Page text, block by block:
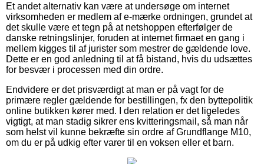
Et andet alternativ kan være at undersøge om internet
virksomheden er medlem af e-mærke ordningen, grundet at
det skulle være et tegn på at netshoppen efterfølger de
danske retningslinjer, foruden at internet firmaet en gang i
mellem kigges til af jurister som mestrer de gældende love.
Dette er en god anledning til at få bistand, hvis du udsættes
for besvær i processen med din ordre.
Endvidere er det prisværdigt at man er på vagt for de
primære regler gældende for bestillingen, fx den byttepolitik
online butikken kører med. I den relation er det ligeledes
vigtigt, at man stadig sikrer ens kvitteringsmail, så man når
som helst vil kunne bekræfte sin ordre af Grundflange M10,
om du er på udkig efter varer til en voksen eller et barn.